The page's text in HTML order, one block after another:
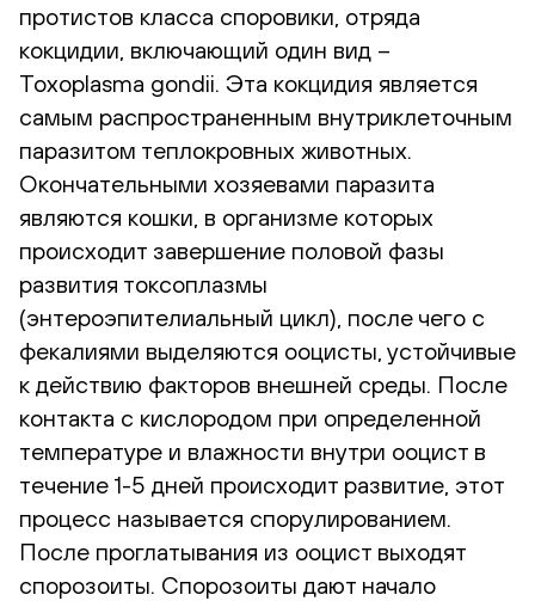
протистов класса споровики, отряда
кокцидии, включающий один вид –
Toxoplasma gondii. Эта кокцидия является
самым распространенным внутриклеточным
паразитом теплокровных животных.
Окончательными хозяевами паразита
являются кошки, в организме которых
происходит завершение половой фазы
развития токсоплазмы
(энтероэпителиальный цикл), после чего с
фекалиями выделяются ооцисты, устойчивые
к действию факторов внешней среды. После
контакта с кислородом при определенной
температуре и влажности внутри ооцист в
течение 1-5 дней происходит развитие, этот
процесс называется спорулированием.
После проглатывания из ооцист выходят
спорозоиты. Спорозоиты дают начало